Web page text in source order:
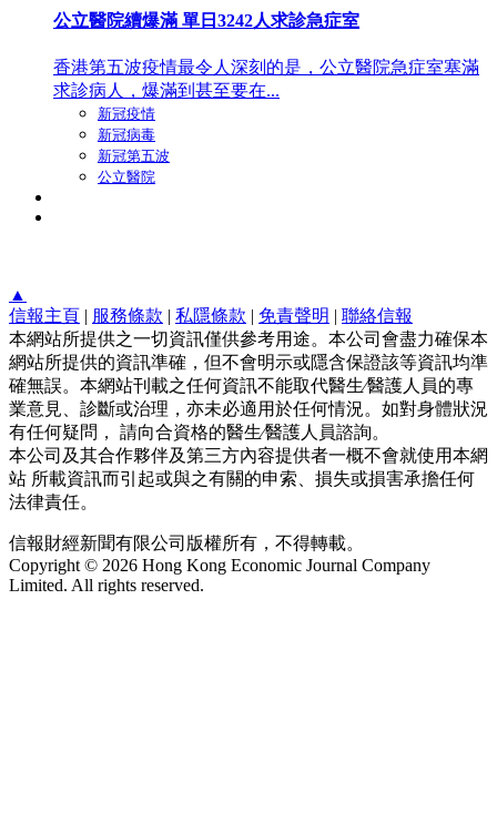
公立醫院續爆滿 單日3242人求診急症室
香港第五波疫情最令人深刻的是，公立醫院急症室塞滿
求診病人，爆滿到甚至要在...
新冠疫情
新冠病毒
新冠第五波
公立醫院
▲
信報主頁 | 服務條款 | 私隱條款 | 免責聲明 | 聯絡信報
本網站所提供之一切資訊僅供參考用途。本公司會盡力確保本
網站所提供的資訊準確，但不會明示或隱含保證該等資訊均準
確無誤。本網站刊載之任何資訊不能取代醫生∕醫護人員的專
業意見、診斷或治理，亦未必適用於任何情況。如對身體狀況
有任何疑問， 請向合資格的醫生∕醫護人員諮詢。
本公司及其合作夥伴及第三方內容提供者一概不會就使用本網
站 所載資訊而引起或與之有關的申索、損失或損害承擔任何
法律責任。
信報財經新聞有限公司版權所有，不得轉載。
Copyright © 2026 Hong Kong Economic Journal Company
Limited. All rights reserved.